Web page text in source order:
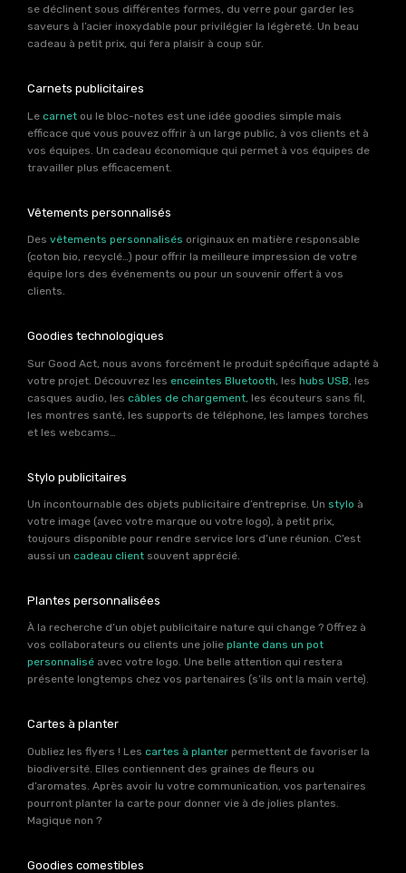
se déclinent sous différentes formes, du verre pour garder les
saveurs à l’acier inoxydable pour privilégier la légèreté. Un beau
cadeau à petit prix, qui fera plaisir à coup sûr.
Carnets publicitaires
Le carnet ou le bloc-notes est une idée goodies simple mais
efficace que vous pouvez offrir à un large public, à vos clients et à
vos équipes. Un cadeau économique qui permet à vos équipes de
travailler plus efficacement.
Vêtements personnalisés
Des vêtements personnalisés originaux en matière responsable
(coton bio, recyclé…) pour offrir la meilleure impression de votre
équipe lors des événements ou pour un souvenir offert à vos
clients.
Goodies technologiques
Sur Good Act, nous avons forcément le produit spécifique adapté à
votre projet. Découvrez les enceintes Bluetooth , les hubs USB , les
casques audio, les câbles de chargement , les écouteurs sans fil,
les montres santé, les supports de téléphone, les lampes torches
et les webcams…
Stylo publicitaires
Un incontournable des objets publicitaire d’entreprise. Un stylo à
votre image (avec votre marque ou votre logo), à petit prix,
toujours disponible pour rendre service lors d’une réunion. C’est
aussi un cadeau client souvent apprécié.
Plantes personnalisées
À la recherche d’un objet publicitaire nature qui change ? Offrez à
vos collaborateurs ou clients une jolie plante dans un pot
personnalisé avec votre logo. Une belle attention qui restera
présente longtemps chez vos partenaires (s’ils ont la main verte).
Cartes à planter
Oubliez les flyers ! Les cartes à planter permettent de favoriser la
biodiversité. Elles contiennent des graines de fleurs ou
d’aromates. Après avoir lu votre communication, vos partenaires
pourront planter la carte pour donner vie à de jolies plantes.
Magique non ?
Goodies comestibles